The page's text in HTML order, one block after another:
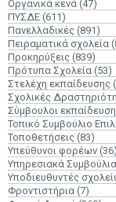
Οργανικά κενά (47)
ΠΥΣΔΕ (611)
Πανελλαδικές (891)
Πειραματικά σχολεία
Προκηρύξεις (839)
Πρότυπα Σχολεία (53)
Στελέχη εκπαίδευσης
Σχολικές
Σύμβουλοι
Τοπικό Συμβούλιο
Τοποθετήσεις (83)
Υπεύθυνοι φορέων (36)
Υπηρεσιακά Συμβούλια
Υποδιευθυντές
Φροντιστήρια (7)